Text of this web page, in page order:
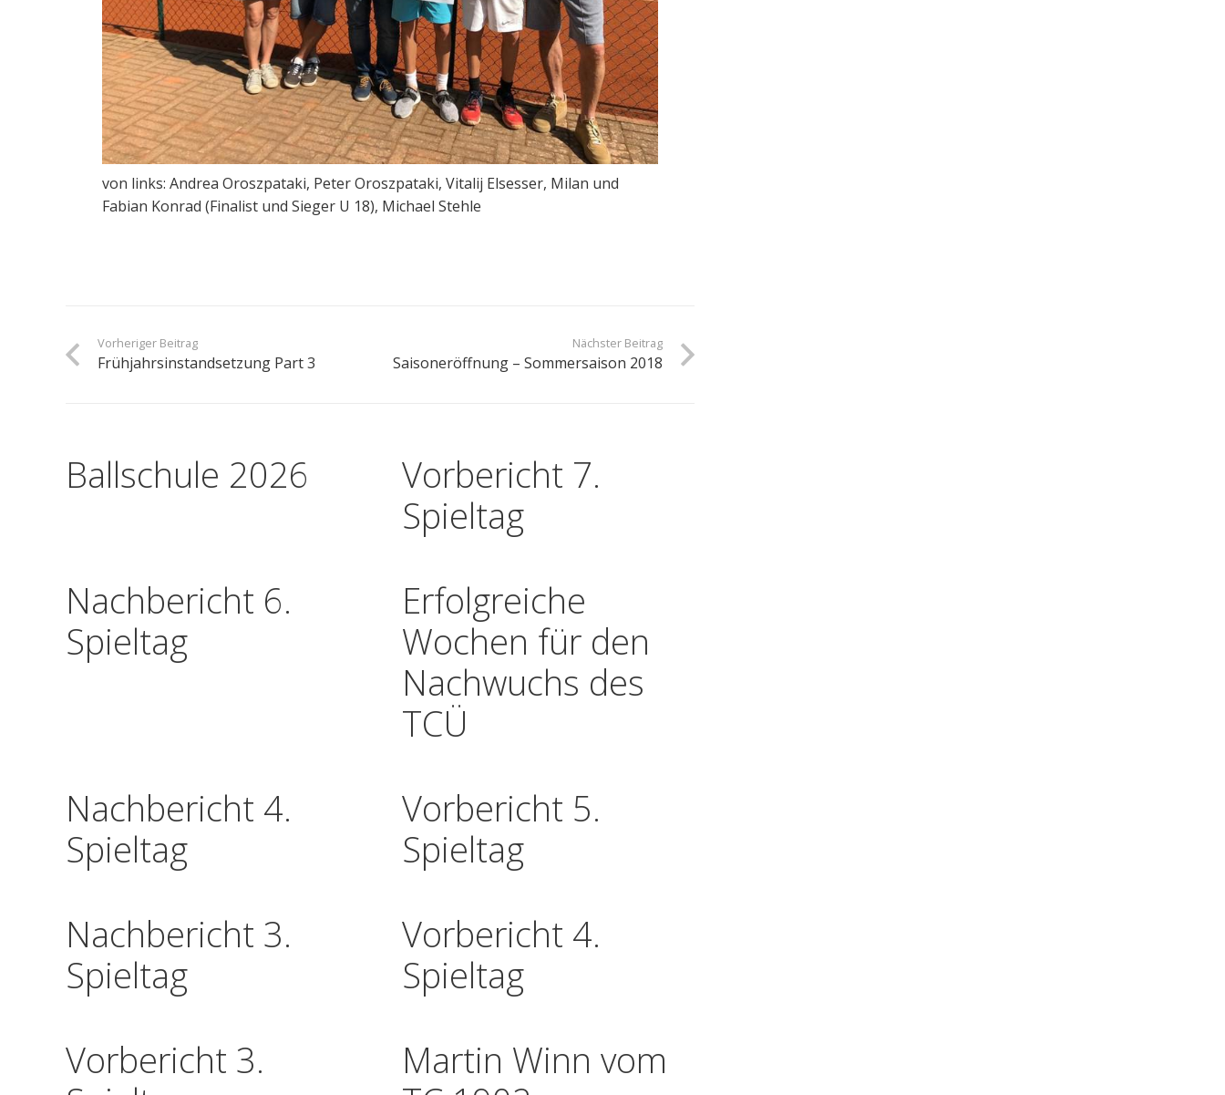
von links: Andrea Oroszpataki, Peter Oroszpataki, Vitalij Elsesser, Milan und
Fabian Konrad (Finalist und Sieger U 18), Michael Stehle
Vorheriger Beitrag
Frühjahrsinstandsetzung Part 3
Nächster Beitrag
Saisoneröffnung – Sommersaison 2018
Ballschule 2026
Vorbericht 7.
Spieltag
Nachbericht 6.
Spieltag
Erfolgreiche
Wochen für den
Nachwuchs des
TCÜ
Nachbericht 4.
Spieltag
Vorbericht 5.
Spieltag
Nachbericht 3.
Spieltag
Vorbericht 4.
Spieltag
Vorbericht 3.
Martin Winn vom